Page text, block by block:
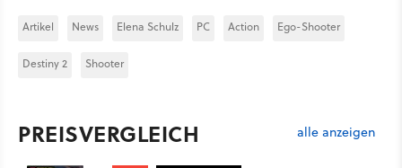
Artikel News Elena Schulz PC Action Ego-Shooter
Destiny 2 Shooter
PREISVERGLEICH alle anzeigen